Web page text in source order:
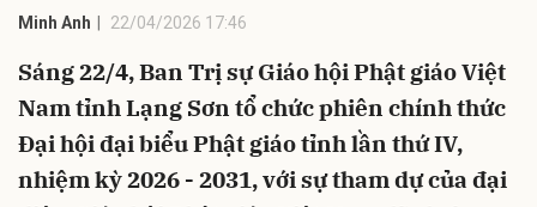
Minh Anh 22/04/2026 17:46
Sáng 22/4, Ban Trị sự Giáo hội Phật giáo Việt
Nam tỉnh Lạng Sơn tổ chức phiên chính thức
Đại hội đại biểu Phật giáo tỉnh lần thứ IV,
nhiệm kỳ 2026 - 2031, với sự tham dự của đại
Hủy Gửi